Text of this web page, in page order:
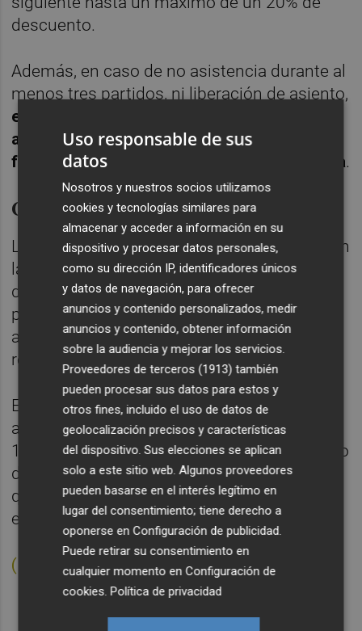
descuento.
Además, en caso de no asistencia durante al
menos tres partidos, ni liberación de asiento,
el club se reserva el derecho de sancionar
al abonado, pudiendo retirarle el abono de
forma definitiva para el resto de temporada.
Calendario
La venta de abonos se inicia este martes con
las renovaciones online, mientras que el 22
de julio se abre el palco VIP para citas
previas y renovaciones para mayores de 65
años. El 6 de agosto se inician las
reubicaciones y el 12 las nuevas altas.
El objetivo del club es vender todos los
abonos disponibles -serán alrededor de
13.000-, algo que no parece muy complicado
después de que el año pasado se hayan
quedado más de mil personas en lista de
espera.
(Dossier de la campaña de abonos)
Uso responsable de sus
datos
Nosotros y nuestros socios utilizamos
cookies y tecnologías similares para
almacenar y acceder a información en su
dispositivo y procesar datos personales,
como su dirección IP, identificadores únicos
y datos de navegación, para ofrecer
anuncios y contenido personalizados, medir
anuncios y contenido, obtener información
sobre la audiencia y mejorar los servicios.
Proveedores de terceros (1913) también
pueden procesar sus datos para estos y
otros fines, incluido el uso de datos de
geolocalización precisos y características
del dispositivo. Sus elecciones se aplican
solo a este sitio web. Algunos proveedores
pueden basarse en el interés legítimo en
lugar del consentimiento; tiene derecho a
oponerse enConfiguración de publicidad.
Puede retirar su consentimiento en
cualquier momento enConfiguración de
cookies.Política de privacidad